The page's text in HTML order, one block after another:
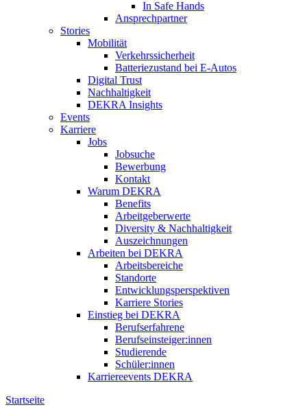
In Safe Hands
Ansprechpartner
Stories
Mobilität
Verkehrssicherheit
Batteriezustand bei E-Autos
Digital Trust
Nachhaltigkeit
DEKRA Insights
Events
Karriere
Jobs
Jobsuche
Bewerbung
Kontakt
Warum DEKRA
Benefits
Arbeitgeberwerte
Diversity & Nachhaltigkeit
Auszeichnungen
Arbeiten bei DEKRA
Arbeitsbereiche
Standorte
Entwicklungsperspektiven
Karriere Stories
Einstieg bei DEKRA
Berufserfahrene
Berufseinsteiger:innen
Studierende
Schüler:innen
Karriereevents DEKRA
Startseite